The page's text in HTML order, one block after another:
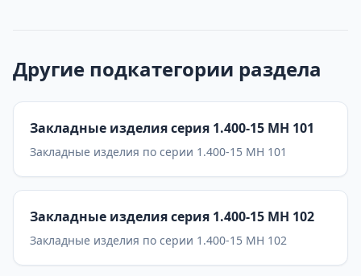
Другие подкатегории раздела
Закладные изделия серия 1.400-15 МН 101
Закладные изделия по серии 1.400-15 МН 101
Закладные изделия серия 1.400-15 МН 102
Закладные изделия по серии 1.400-15 МН 102